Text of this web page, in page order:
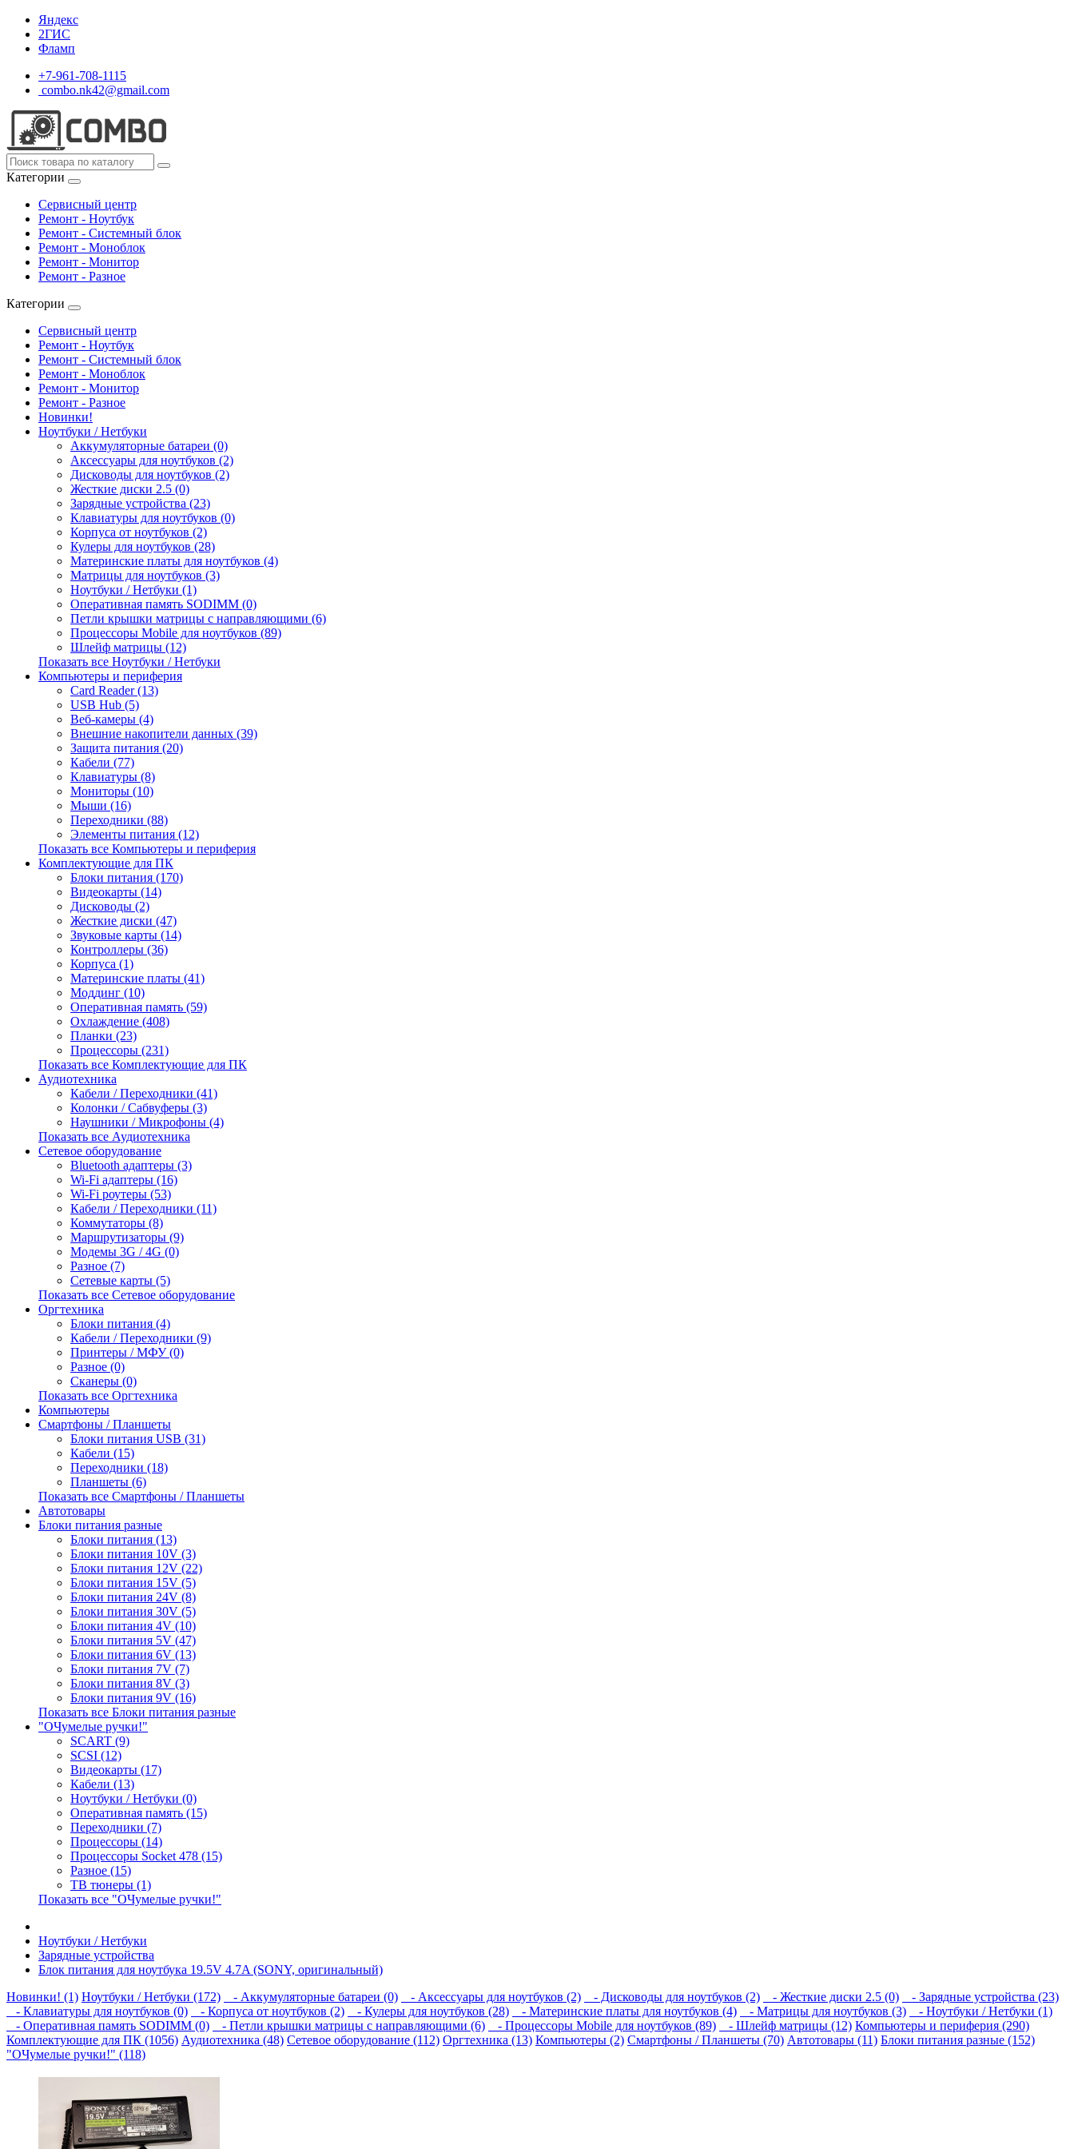
Яндекс
2ГИС
Фламп
+7-961-708-1115
combo.nk42@gmail.com
Категории
Сервисный центр
Ремонт - Ноутбук
Ремонт - Системный блок
Ремонт - Моноблок
Ремонт - Монитор
Ремонт - Разное
Категории
Сервисный центр
Ремонт - Ноутбук
Ремонт - Системный блок
Ремонт - Моноблок
Ремонт - Монитор
Ремонт - Разное
Новинки!
Ноутбуки / Нетбуки
Аккумуляторные батареи (0)
Аксессуары для ноутбуков (2)
Дисководы для ноутбуков (2)
Жесткие диски 2.5 (0)
Зарядные устройства (23)
Клавиатуры для ноутбуков (0)
Корпуса от ноутбуков (2)
Кулеры для ноутбуков (28)
Материнские платы для ноутбуков (4)
Матрицы для ноутбуков (3)
Ноутбуки / Нетбуки (1)
Оперативная память SODIMM (0)
Петли крышки матрицы с направляющими (6)
Процессоры Mobile для ноутбуков (89)
Шлейф матрицы (12)
Показать все Ноутбуки / Нетбуки
Компьютеры и периферия
Card Reader (13)
USB Hub (5)
Веб-камеры (4)
Внешние накопители данных (39)
Защита питания (20)
Кабели (77)
Клавиатуры (8)
Мониторы (10)
Мыши (16)
Переходники (88)
Элементы питания (12)
Показать все Компьютеры и периферия
Комплектующие для ПК
Блоки питания (170)
Видеокарты (14)
Дисководы (2)
Жесткие диски (47)
Звуковые карты (14)
Контроллеры (36)
Корпуса (1)
Материнские платы (41)
Моддинг (10)
Оперативная память (59)
Охлаждение (408)
Планки (23)
Процессоры (231)
Показать все Комплектующие для ПК
Аудиотехника
Кабели / Переходники (41)
Колонки / Сабвуферы (3)
Наушники / Микрофоны (4)
Показать все Аудиотехника
Сетевое оборудование
Bluetooth адаптеры (3)
Wi-Fi адаптеры (16)
Wi-Fi роутеры (53)
Кабели / Переходники (11)
Коммутаторы (8)
Маршрутизаторы (9)
Модемы 3G / 4G (0)
Разное (7)
Сетевые карты (5)
Показать все Сетевое оборудование
Оргтехника
Блоки питания (4)
Кабели / Переходники (9)
Принтеры / МФУ (0)
Разное (0)
Сканеры (0)
Показать все Оргтехника
Компьютеры
Смартфоны / Планшеты
Блоки питания USB (31)
Кабели (15)
Переходники (18)
Планшеты (6)
Показать все Смартфоны / Планшеты
Автотовары
Блоки питания разные
Блоки питания (13)
Блоки питания 10V (3)
Блоки питания 12V (22)
Блоки питания 15V (5)
Блоки питания 24V (8)
Блоки питания 30V (5)
Блоки питания 4V (10)
Блоки питания 5V (47)
Блоки питания 6V (13)
Блоки питания 7V (7)
Блоки питания 8V (3)
Блоки питания 9V (16)
Показать все Блоки питания разные
"ОЧумелые ручки!"
SCART (9)
SCSI (12)
Видеокарты (17)
Кабели (13)
Ноутбуки / Нетбуки (0)
Оперативная память (15)
Переходники (7)
Процессоры (14)
Процессоры Socket 478 (15)
Разное (15)
ТВ тюнеры (1)
Показать все "ОЧумелые ручки!"
Ноутбуки / Нетбуки
Зарядные устройства
Блок питания для ноутбука 19.5V 4.7A (SONY, оригинальный)
Новинки! (1) Ноутбуки / Нетбуки (172) - Аккумуляторные батареи (0) - Аксессуары для ноутбуков (2) - Дисководы для ноутбуков (2) - Жесткие диски 2.5 (0)
- Зарядные устройства (23)
- Клавиатуры для ноутбуков (0)
- Корпуса от ноутбуков (2) - Кулеры для ноутбуков (28) - Материнские платы для ноутбуков (4) - Матрицы для ноутбуков (3)
- Ноутбуки / Нетбуки (1)
- Оперативная память SODIMM (0)
- Петли крышки матрицы с направляющими (6) - Процессоры Mobile для ноутбуков (89) - Шлейф матрицы (12) Компьютеры и периферия (290)
Комплектующие для ПК (1056) Аудиотехника (48) Сетевое оборудование (112) Оргтехника (13) Компьютеры (2) Смартфоны / Планшеты (70) Автотовары (11) Блоки питания разные (152)
"ОЧумелые ручки!" (118)